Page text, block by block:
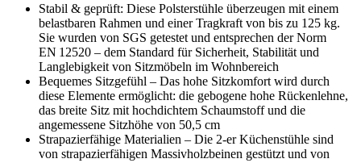
Stabil & geprüft: Diese Polsterstühle überzeugen mit einem
belastbaren Rahmen und einer Tragkraft von bis zu 125 kg.
Sie wurden von SGS getestet und entsprechen der Norm
EN 12520 – dem Standard für Sicherheit, Stabilität und
Langlebigkeit von Sitzmöbeln im Wohnbereich
Bequemes Sitzgefühl – Das hohe Sitzkomfort wird durch
diese Elemente ermöglicht: die gebogene hohe Rückenlehne,
das breite Sitz mit hochdichtem Schaumstoff und die
angemessene Sitzhöhe von 50,5 cm
Strapazierfähige Materialien – Die 2-er Küchenstühle sind
von strapazierfähigen Massivholzbeinen gestützt und von